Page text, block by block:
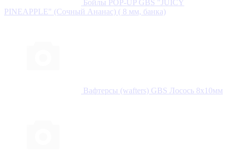
Бойлы POP-UP GBS "JUICY
PINEAPPLE" (Сочный Ананас) ( 8 мм, банка)
Вафтерсы (wafters) GBS Лосось 8x10мм